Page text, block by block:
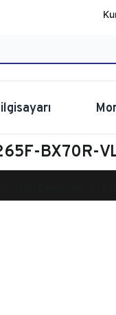
BX70R-